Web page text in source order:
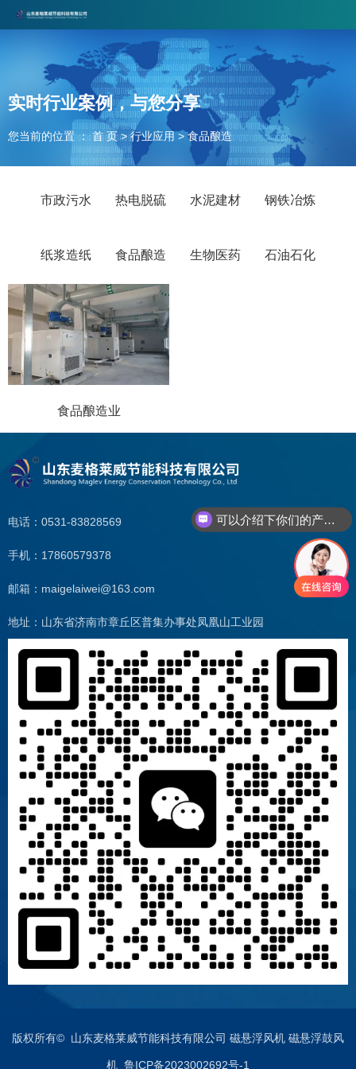
山东麦格莱威节能科技有限公司专注磁悬浮行业，欢迎合作咨询！
联系电话：17860579378 邮箱：maigelaiwei@163.com
实时行业案例，与您分享
您当前的位置 ： 首 页>行业应用 >食品酿造
市政污水 热电脱硫 水泥建材 钢铁冶炼
纸浆造纸 食品酿造 生物医药 石油石化
食品酿造业
电话：0531-83828569
手机：17860579378
邮箱：maigelaiwei@163.com
地址：山东省济南市章丘区普集办事处凤凰山工业园
版权所有© 山东麦格莱威节能科技有限公司 磁悬浮风机 磁悬浮鼓风
机 鲁ICP备2023002692号-1
可以介绍下你们的产品么
你们是怎么收费的呢